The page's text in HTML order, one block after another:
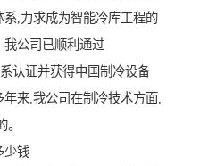
,力求成为智能冷库工程的
我公司已顺利通过
认证并获得中国制冷设备
来,我公司在制冷技术方面,
少钱